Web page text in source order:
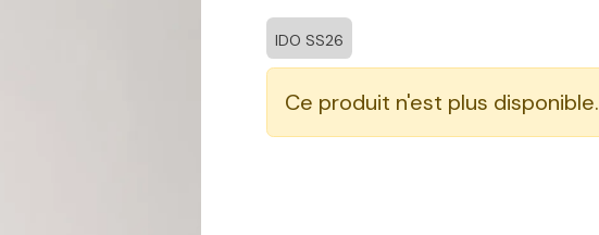
IDO SS26
Ce produit n'est plus disponible.